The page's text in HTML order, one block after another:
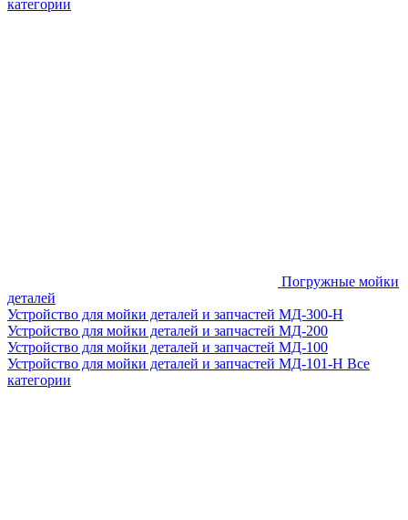
категории
Погружные мойки
деталей
Устройство для мойки деталей и запчастей МД-300-H
Устройство для мойки деталей и запчастей МД-200
Устройство для мойки деталей и запчастей МД-100
Устройство для мойки деталей и запчастей МД-101-Н Все
категории